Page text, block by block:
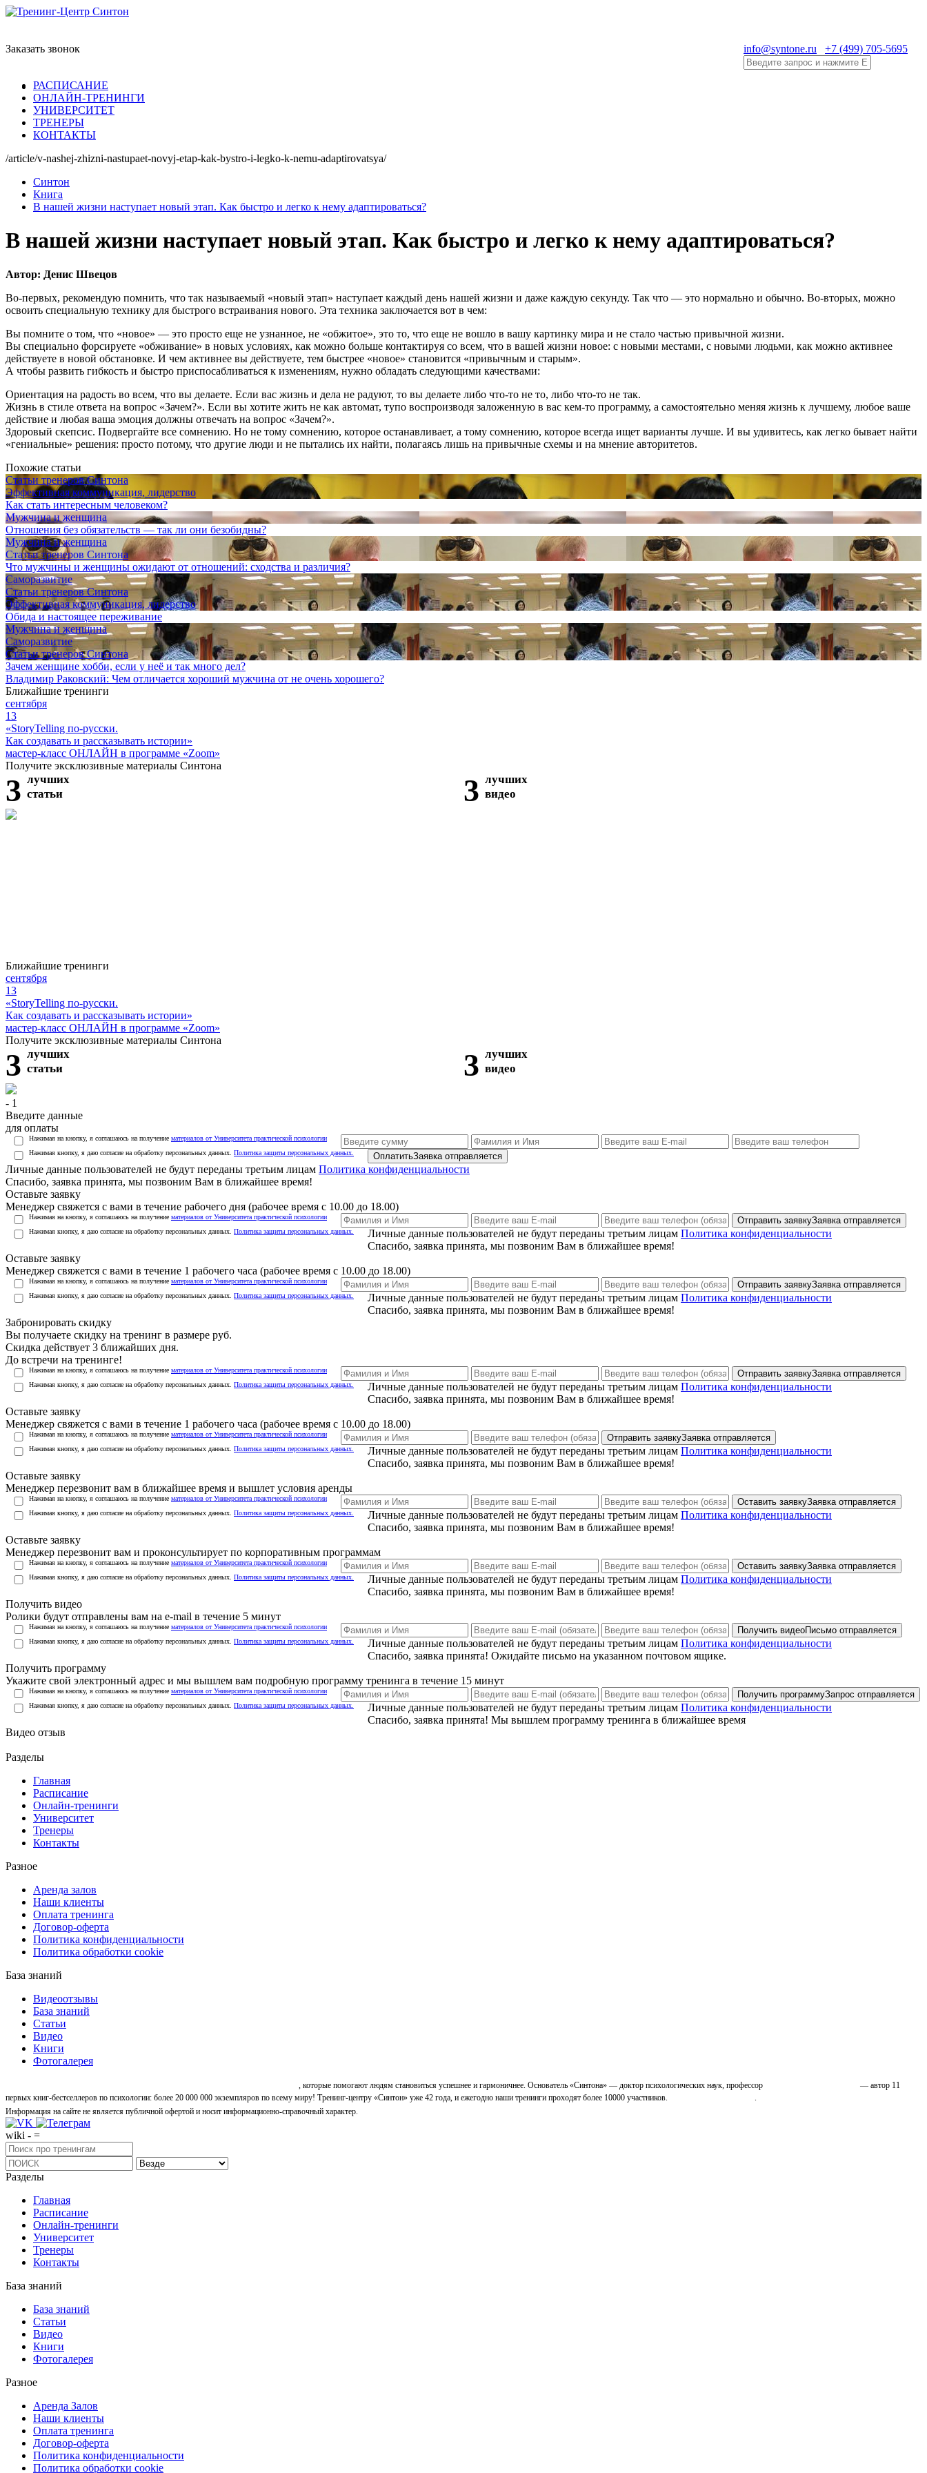
info@syntone.ru +7 (499) 705-5695
Заказать звонок
РАСПИСАНИЕ
ОНЛАЙН-ТРЕНИНГИ
УНИВЕРСИТЕТ
ТРЕНЕРЫ
КОНТАКТЫ
/article/v-nashej-zhizni-nastupaet-novyj-etap-kak-bystro-i-legko-k-nemu-adaptirovatsya/
Синтон
Книга
В нашей жизни наступает новый этап. Как быстро и легко к нему адаптироваться?
В нашей жизни наступает новый этап. Как быстро и легко к нему адаптироваться?
Автор: Денис Швецов
Во-первых, рекомендую помнить, что так называемый «новый этап» наступает каждый день нашей жизни и даже каждую секунду. Так что — это нормально и обычно. Во-вторых, можно
освоить специальную технику для быстрого встраивания нового. Эта техника заключается вот в чем:
Вы помните о том, что «новое» — это просто еще не узнанное, не «обжитое», это то, что еще не вошло в вашу картинку мира и не стало частью привычной жизни.
Вы специально форсируете «обживание» в новых условиях, как можно больше контактируя со всем, что в вашей жизни новое: с новыми местами, с новыми людьми, как можно активнее
действуете в новой обстановке. И чем активнее вы действуете, тем быстрее «новое» становится «привычным и старым».
А чтобы развить гибкость и быстро приспосабливаться к изменениям, нужно обладать следующими качествами:
Ориентация на радость во всем, что вы делаете. Если вас жизнь и дела не радуют, то вы делаете либо что-то не то, либо что-то не так.
Жизнь в стиле ответа на вопрос «Зачем?». Если вы хотите жить не как автомат, тупо воспроизводя заложенную в вас кем-то программу, а самостоятельно меняя жизнь к лучшему, любое ваше
действие и любая ваша эмоция должны отвечать на вопрос «Зачем?».
Здоровый скепсис. Подвергайте все сомнению. Но не тому сомнению, которое останавливает, а тому сомнению, которое всегда ищет варианты лучше. И вы удивитесь, как легко бывает найти
«гениальные» решения: просто потому, что другие люди и не пытались их найти, полагаясь лишь на привычные схемы и на мнение авторитетов.
Похожие статьи
Статьи тренеров Синтона
Эффективная коммуникация, лидерство
Как стать интересным человеком?
Мужчина и женщина
Отношения без обязательств — так ли они безобидны?
Мужчина и женщина
Статьи тренеров Синтона
Что мужчины и женщины ожидают от отношений: сходства и различия?
Саморазвитие
Статьи тренеров Синтона
Эффективная коммуникация, лидерство
Обида и настоящее переживание
Мужчина и женщина
Саморазвитие
Статьи тренеров Синтона
Зачем женщине хобби, если у неё и так много дел?
Владимир Раковский: Чем отличается хороший мужчина от не очень хорошего?
Ближайшие тренинги
сентября
13
«StoryTelling по-русски.
Как создавать и рассказывать истории»
мастер-класс ОНЛАЙН в программе «Zoom»
Получите эксклюзивные материалы Синтона
3 лучших
статьи
3 лучших
видео
Ближайшие тренинги
сентября
13
«StoryTelling по-русски.
Как создавать и рассказывать истории»
мастер-класс ОНЛАЙН в программе «Zoom»
Получите эксклюзивные материалы Синтона
3 лучших
статьи
3 лучших
видео
- 1
Введите данные
для оплаты
Нажимая на кнопку, я соглашаюсь на получение материалов от Университета практической психологии
Нажимая кнопку, я даю согласие на обработку персональных данных. Политика защиты персональных данных. ОплатитьЗаявка отправляется
Личные данные пользователей не будут переданы третьим лицам Политика конфиденциальности
Спасибо, заявка принята, мы позвоним Вам в ближайшее время!
Оставьте заявку
Менеджер свяжется с вами в течение рабочего дня (рабочее время с 10.00 до 18.00)
Нажимая на кнопку, я соглашаюсь на получение материалов от Университета практической психологии
Нажимая кнопку, я даю согласие на обработку персональных данных. Политика защиты персональных данных.
Отправить заявкуЗаявка отправляется
Личные данные пользователей не будут переданы третьим лицам Политика конфиденциальности
Спасибо, заявка принята, мы позвоним Вам в ближайшее время!
Оставьте заявку
Менеджер свяжется с вами в течение 1 рабочего часа (рабочее время с 10.00 до 18.00)
Нажимая на кнопку, я соглашаюсь на получение материалов от Университета практической психологии
Нажимая кнопку, я даю согласие на обработку персональных данных. Политика защиты персональных данных.
Отправить заявкуЗаявка отправляется
Личные данные пользователей не будут переданы третьим лицам Политика конфиденциальности
Спасибо, заявка принята, мы позвоним Вам в ближайшее время!
Забронировать скидку
Вы получаете скидку на тренинг в размере руб.
Скидка действует 3 ближайших дня.
До встречи на тренинге!
Нажимая на кнопку, я соглашаюсь на получение материалов от Университета практической психологии
Нажимая кнопку, я даю согласие на обработку персональных данных. Политика защиты персональных данных.
Отправить заявкуЗаявка отправляется
Личные данные пользователей не будут переданы третьим лицам Политика конфиденциальности
Спасибо, заявка принята, мы позвоним Вам в ближайшее время!
Оставьте заявку
Менеджер свяжется с вами в течение 1 рабочего часа (рабочее время с 10.00 до 18.00)
Нажимая на кнопку, я соглашаюсь на получение материалов от Университета практической психологии
Нажимая кнопку, я даю согласие на обработку персональных данных. Политика защиты персональных данных.
Отправить заявкуЗаявка отправляется
Личные данные пользователей не будут переданы третьим лицам Политика конфиденциальности
Спасибо, заявка принята, мы позвоним Вам в ближайшее время!
Оставьте заявку
Менеджер перезвонит вам в ближайшее время и вышлет условия аренды
Нажимая на кнопку, я соглашаюсь на получение материалов от Университета практической психологии
Нажимая кнопку, я даю согласие на обработку персональных данных. Политика защиты персональных данных.
Оставить заявкуЗаявка отправляется
Личные данные пользователей не будут переданы третьим лицам Политика конфиденциальности
Спасибо, заявка принята, мы позвоним Вам в ближайшее время!
Оставьте заявку
Менеджер перезвонит вам и проконсультирует по корпоративным программам
Нажимая на кнопку, я соглашаюсь на получение материалов от Университета практической психологии
Нажимая кнопку, я даю согласие на обработку персональных данных. Политика защиты персональных данных.
Оставить заявкуЗаявка отправляется
Личные данные пользователей не будут переданы третьим лицам Политика конфиденциальности
Спасибо, заявка принята, мы позвоним Вам в ближайшее время!
Получить видео
Ролики будут отправлены вам на e-mail в течение 5 минут
Нажимая на кнопку, я соглашаюсь на получение материалов от Университета практической психологии
Нажимая кнопку, я даю согласие на обработку персональных данных. Политика защиты персональных данных.
Получить видеоПисьмо отправляется
Личные данные пользователей не будут переданы третьим лицам Политика конфиденциальности
Спасибо, заявка принята! Ожидайте письмо на указанном почтовом ящике.
Получить программу
Укажите свой электронный адрес и мы вышлем вам подробную программу тренинга в течение 15 минут
Нажимая на кнопку, я соглашаюсь на получение материалов от Университета практической психологии
Нажимая кнопку, я даю согласие на обработку персональных данных. Политика защиты персональных данных.
Получить программуЗапрос отправляется
Личные данные пользователей не будут переданы третьим лицам Политика конфиденциальности
Спасибо, заявка принята! Мы вышлем программу тренинга в ближайшее время
Видео отзыв
Разделы
Главная
Расписание
Онлайн-тренинги
Университет
Тренеры
Контакты
Разное
Аренда залов
Наши клиенты
Оплата тренинга
Договор-оферта
Политика конфиденциальности
Политика обработки cookie
База знаний
Видеоотзывы
База знаний
Статьи
Видео
Книги
Фотогалерея
, которые помогают людям становиться успешнее и гармоничнее. Основатель «Синтона» — доктор психологических наук, профессор
— автор 11
первых книг-бестселлеров по психологии: более 20 000 000 экземпляров по всему миру! Тренинг-центру «Синтон» уже 42 года, и ежегодно наши тренинги проходят более 10000 участников.
.
Информация на сайте не является публичной офертой и носит информационно-справочный характер.
wiki - =
Разделы
Главная
Расписание
Онлайн-тренинги
Университет
Тренеры
Контакты
База знаний
База знаний
Статьи
Видео
Книги
Фотогалерея
Разное
Аренда Залов
Наши клиенты
Оплата тренинга
Договор-оферта
Политика конфиденциальности
Политика обработки cookie